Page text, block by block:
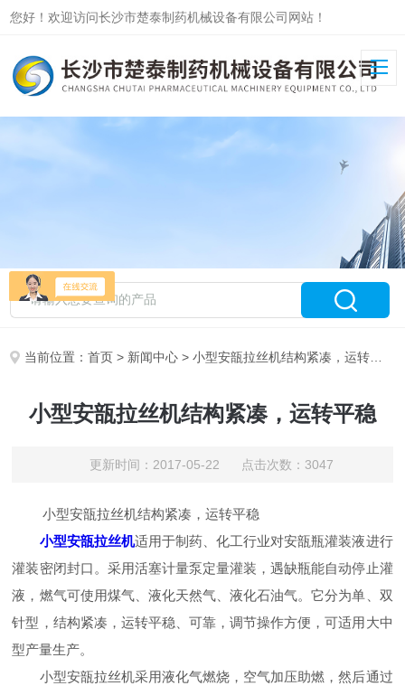
您好！欢迎访问长沙市楚泰制药机械设备有限公司网站！
当前位置：首页 > 新闻中心 > 小型安瓿拉丝机结构紧凑，运转平稳
小型安瓿拉丝机结构紧凑，运转平稳
更新时间：2017-05-22 点击次数：3047
小型安瓿拉丝机结构紧凑，运转平稳
小型安瓿拉丝机适用于制药、化工行业对安瓿瓶灌装液进行
灌装密闭封口。采用活塞计量泵定量灌装，遇缺瓶能自动停止灌
液，燃气可使用煤气、液化天然气、液化石油气。它分为单、双
针型，结构紧凑，运转平稳、可靠，调节操作方便，可适用大中
型产量生产。
小型安瓿拉丝机采用液化气燃烧，空气加压助燃，然后通过